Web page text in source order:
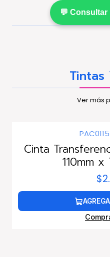
💬
Tintas
Ver más
Cinta
110mm x